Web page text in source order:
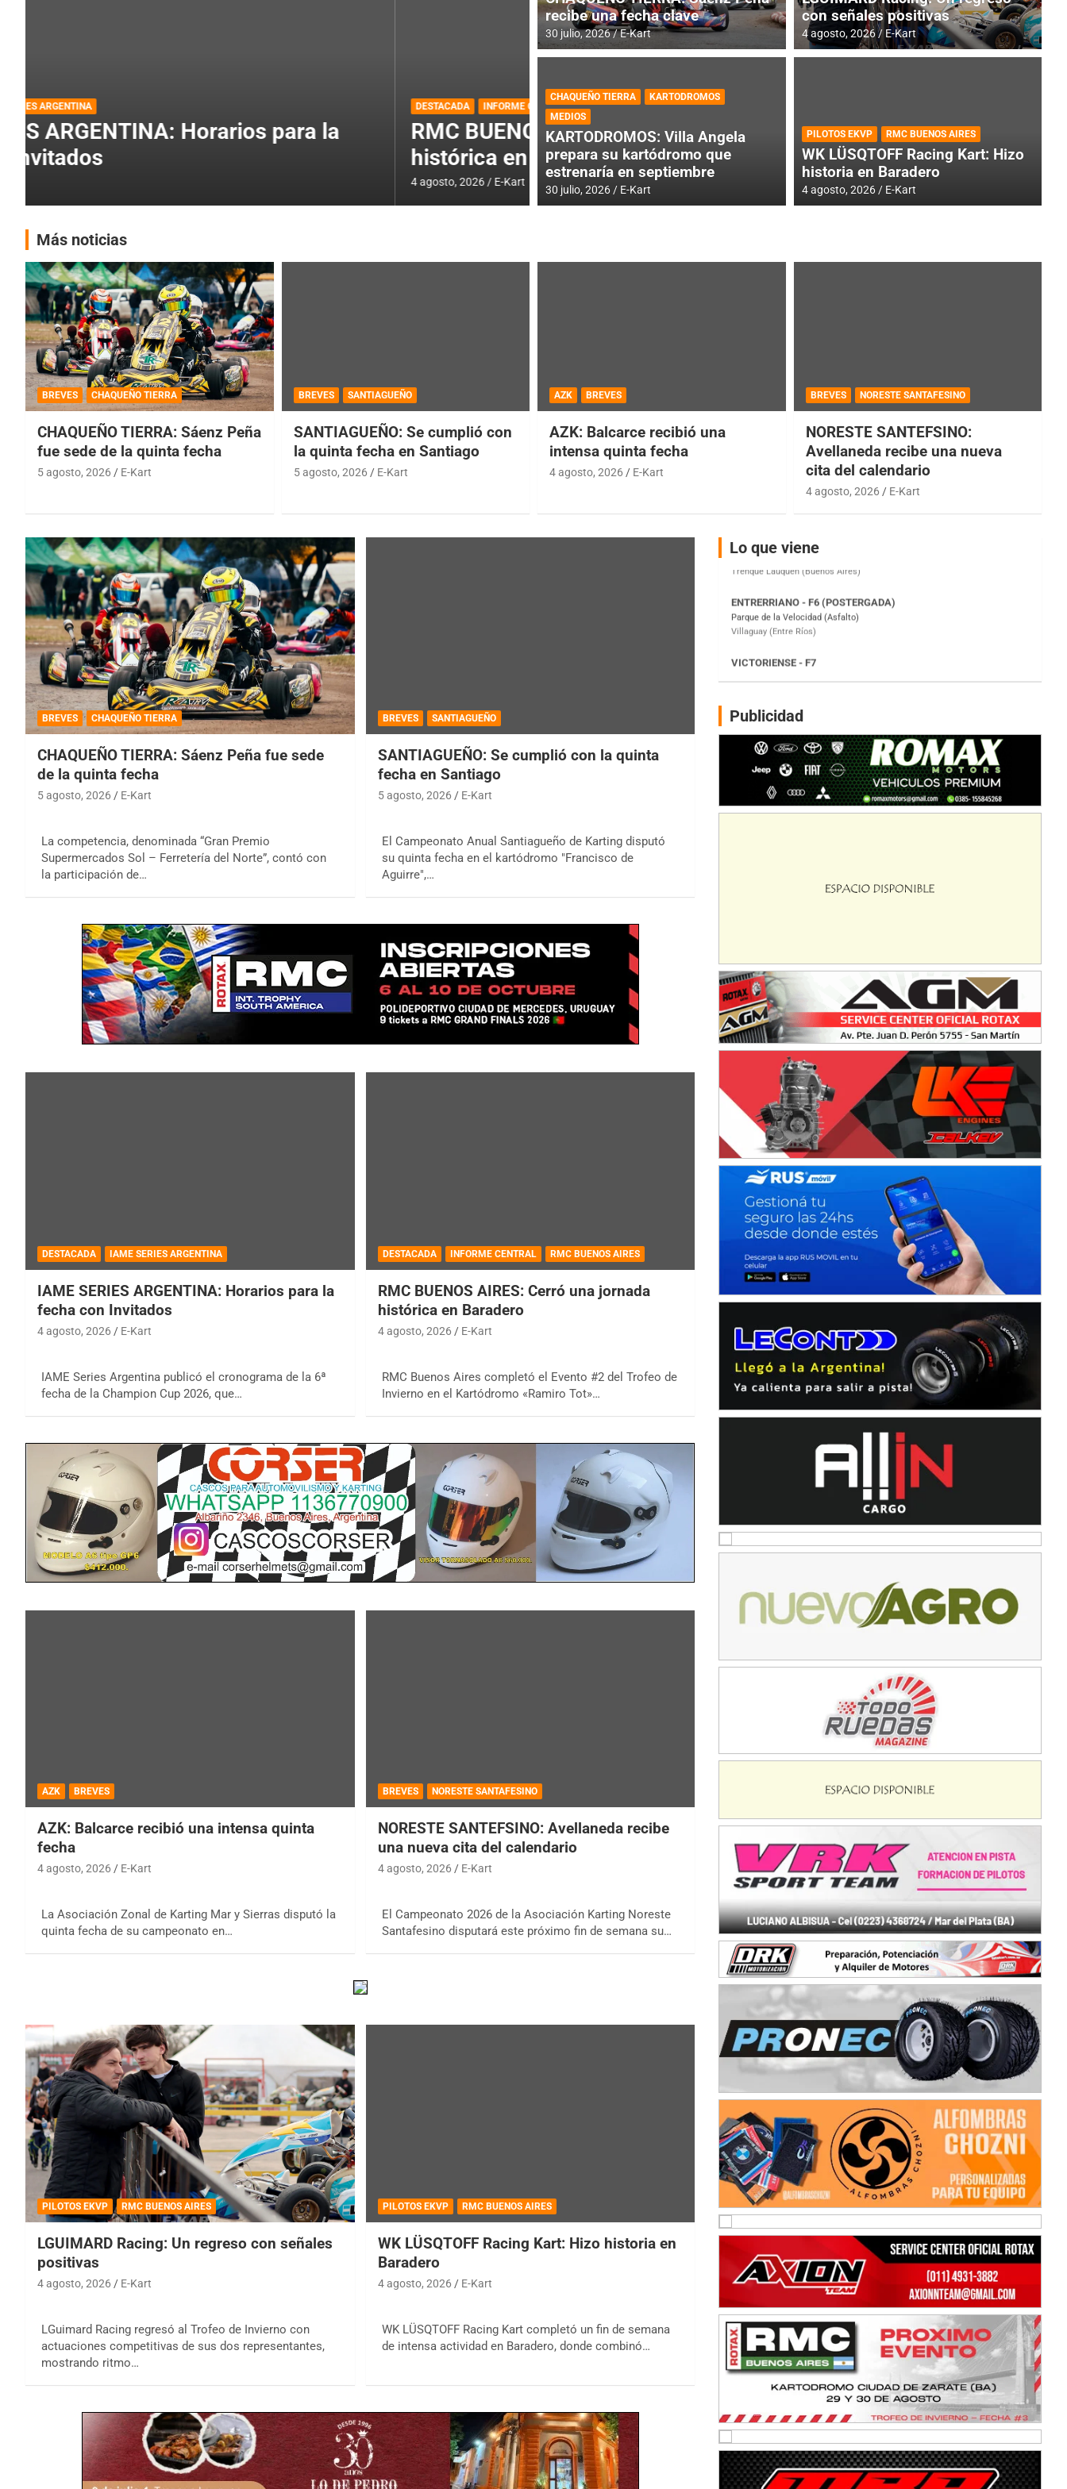
DESTACADA
RMC BUENOS AIRES: Cerró una jornada
histórica en Baradero
DESTACADA IAME SERIES ARGENTINA
IAME SERIES ARGENTINA: Horarios para la
fecha con Invitados
E-Kart
recibe una fecha clave
30 julio, 2026 E-Kart
CHAQUEÑO TIERRA
KARTODROMOS
MEDIOS
KARTODROMOS: Villa Angela
prepara su kartódromo que
estrenaría en septiembre
30 julio, 2026 E-Kart
con señales positivas
4 agosto, 2026 E-Kart
PILOTOS EKVP RMC BUENOS AIRES
WK LÜSQTOFF Racing Kart: Hizo
historia en Baradero
4 agosto, 2026 E-Kart
Más noticias
BREVES CHAQUEÑO TIERRA
CHAQUEÑO TIERRA: Sáenz Peña
fue sede de la quinta fecha
5 agosto, 2026 E-Kart
BREVES SANTIAGUEÑO
SANTIAGUEÑO: Se cumplió con
la quinta fecha en Santiago
5 agosto, 2026 E-Kart
AZK BREVES
AZK: Balcarce recibió una
intensa quinta fecha
4 agosto, 2026 E-Kart
BREVES NORESTE SANTAFESINO
NORESTE SANTEFSINO:
Avellaneda recibe una nueva
cita del calendario
4 agosto, 2026 E-Kart
BREVES CHAQUEÑO TIERRA
CHAQUEÑO TIERRA: Sáenz Peña fue sede
de la quinta fecha
5 agosto, 2026 E-Kart
La competencia, denominada “Gran Premio
Supermercados Sol – Ferretería del Norte”, contó con
la participación de…
BREVES SANTIAGUEÑO
SANTIAGUEÑO: Se cumplió con la quinta
fecha en Santiago
5 agosto, 2026 E-Kart
El Campeonato Anual Santiagueño de Karting disputó
su quinta fecha en el kartódromo "Francisco de
Aguirre",…
DESTACADA IAME SERIES ARGENTINA
IAME SERIES ARGENTINA: Horarios para la
fecha con Invitados
4 agosto, 2026 E-Kart
IAME Series Argentina publicó el cronograma de la 6ª
fecha de la Champion Cup 2026, que…
DESTACADA INFORME CENTRAL RMC BUENOS AIRES
RMC BUENOS AIRES: Cerró una jornada
histórica en Baradero
4 agosto, 2026 E-Kart
RMC Buenos Aires completó el Evento #2 del Trofeo de
Invierno en el Kartódromo «Ramiro Tot»…
AZK BREVES
AZK: Balcarce recibió una intensa quinta
fecha
4 agosto, 2026 E-Kart
La Asociación Zonal de Karting Mar y Sierras disputó la
quinta fecha de su campeonato en…
BREVES NORESTE SANTAFESINO
NORESTE SANTEFSINO: Avellaneda recibe
una nueva cita del calendario
4 agosto, 2026 E-Kart
El Campeonato 2026 de la Asociación Karting Noreste
Santafesino disputará este próximo fin de semana su…
PILOTOS EKVP RMC BUENOS AIRES
LGUIMARD Racing: Un regreso con señales
positivas
4 agosto, 2026 E-Kart
LGuimard Racing regresó al Trofeo de Invierno con
actuaciones competitivas de sus dos representantes,
mostrando ritmo…
PILOTOS EKVP RMC BUENOS AIRES
WK LÜSQTOFF Racing Kart: Hizo historia en
Baradero
4 agosto, 2026 E-Kart
WK LÜSQTOFF Racing Kart completó un fin de semana
de intensa actividad en Baradero, donde combinó…
Lo que viene
COBERTURA ESPECIAL DE E-KART.COM.AR
08/09-AGO
IAME SERIES ARGENTINA 6
Ramiro Tot (Asfalto)
Baradero (Buenos Aires)
Ciudad de Trenque Lauquen (Asfalto)
ENTRERRIANO - F6 (POSTERGADA)
Parque de la Velocidad (Asfalto)
VICTORIENSE - F7
El Cerro (Tierra)
PATAGONICO - F6
Gral. E. Godoy (Río Negro)
CSK - F7
Juventud Unida (Tierra)
Humboldt (Santa Fe)
NORESTE SANTAFESINO - F6
Ciudad de Avellaneda (Asfalto)
COBERTURA ESPECIAL DE E-KART.COM.AR
08/09-AGO
IAME SERIES ARGENTINA 6
Ramiro Tot (Asfalto)
Baradero (Buenos Aires)
Ciudad de Trenque Lauquen (Asfalto)
Trenque Lauquen (Buenos Aires)
ENTRERRIANO - F6 (POSTERGADA)
Parque de la Velocidad (Asfalto)
Villaguay (Entre Ríos)
VICTORIENSE - F7
El Cerro (Tierra)
Victoria (Entre Ríos)
PATAGONICO - F6
Moto Club Reginense (Tierra)
Gral. E. Godoy (Río Negro)
CSK - F7
Juventud Unida (Tierra)
Humboldt (Santa Fe)
NORESTE SANTAFESINO - F6
Avellaneda (Santa Fe)
SUR SANTAFESINO - F4
José Samuel Sánchez (Tierra)
El Timbó (Tucumán)
Publicidad